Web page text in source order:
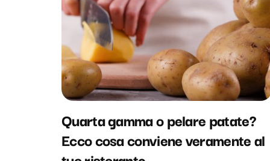
Quarta gamma o pelare patate?
Ecco cosa conviene veramente al